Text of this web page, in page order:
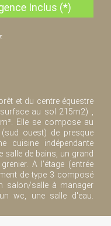
Inclus (*)
et du centre équestre
au sol 215m2) ,
Elle se compose au
ouest) de presque
cuisine indépendante
salle de bains, un grand
A l'étage (entrée
de type 3 composé
salon/salle à manager
wc, une salle d'eau.